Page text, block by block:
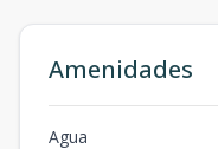
Amenidades
Agua